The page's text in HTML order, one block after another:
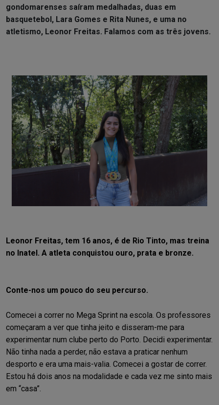
gondomarenses saíram medalhadas, duas em
basquetebol, Lara Gomes e Rita Nunes, e uma no
atletismo, Leonor Freitas. Falamos com as três jovens.
Leonor Freitas, tem 16 anos, é de Rio Tinto, mas treina
no Inatel. A atleta conquistou ouro, prata e bronze.
Conte-nos um pouco do seu percurso.
Comecei a correr no Mega Sprint na escola. Os professores
começaram a ver que tinha jeito e disseram-me para
experimentar num clube perto do Porto. Decidi experimentar.
Não tinha nada a perder, não estava a praticar nenhum
desporto e era uma mais-valia. Comecei a gostar de correr.
Estou há dois anos na modalidade e cada vez me sinto mais
em “casa”.